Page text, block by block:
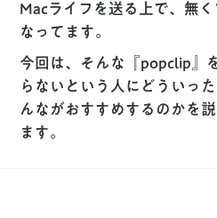
Macライフを送る上で、無
なってます。
今回は、そんな『popclip』
らないという人にどういっ
んながおすすめするのかを
ます。